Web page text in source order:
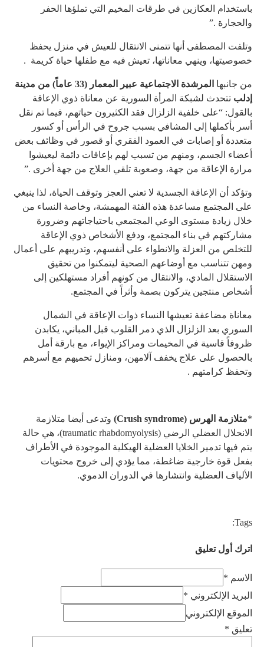
باستخدام العكازين في طرقات المخيم التي تملؤها الحفر
والحجارة .”
وتلفت المصطفى أنها تتمنى الانتقال للعيش في منزل يحفظ
خصوصيتها، وينهي معاناتها، تعيش فيه مع طفلها حياة كريمة .
من جانبها
المرشدة الاجتماعية عبير المعمار (33 عاماً) من مدينة
إدلب تتحدث لشبكة المرأة السورية عن معاناة ذوي الإعاقة
بالقول: “على خلفية الزلزال فقد الكثيرون حياتهم، فيما تم نقل
أسر بأكملها إلى المشافي بسبب جروح في الرأس أو كسور
متعددة أو إصابات في العمود الفقري أو قصور في وظائف بعض
أعضاء الجسم، ومنهم من تسبب لهم بإعاقات دائمة ليعيشوا
مرارة الإعاقة من جهة، وصعوبة تلقي العلاج من جهة أخرى .”
وتؤكد أن الإعاقة الجسدية لا تعني العجز وتوقف الحياة، لذا ينبغي
على المجتمع مساعدة هذه الفئة المهمشة، وخاصة النساء من
خلال زيادة مستوى الوعي المجتمعي باحتياجاتهم وضرورة
مشاركتهم في بناء المجتمع، ودفع الأشخاص ذوي الإعاقة
للتخلص من العزلة والانطواء على أنفسهم، وتدريبهم على أعمال
ومهن تتناسب مع أوضاعهم الصحية ليتمكنوا من تحقيق
الاستقلال المادي، والانتقال من كونهم أفراد مستهلكين إلى
أشخاص منتجين يتركون بصمة وأثراً في المجتمع.
معاناة مضاعفة تعيشها النساء ذوات الإعاقة في الشمال
السوري بعد الزلزال الذي دمر القلوب قبل المباني، يكابدن
ظروفاً قاسية في المخيمات ومراكز الإيواء، مع بارقة أمل
بالحصول على علاج يخفف آلامهن، ومنازل تحميهم مع أسرهم
وتحفظ كرامتهم .
*متلازمة الهرس (Crush syndrome)
وتدعى أيضا متلازمة
الانحلال العضلي الرضي (traumatic rhabdomyolysis)، هي حالة
يتم فيها تدمير الخلايا العضلية الهيكلية الموجودة في الأطراف
بفعل قوة خارجية ضاغطة، مما يؤدي إلى خروج محتويات
الألياف العضلية وانتشارها في الدوران الدموي.
Tags:
اترك أول تعليق
الاسم *
البريد الإلكتروني *
الموقع الإلكتروني
تعليق *